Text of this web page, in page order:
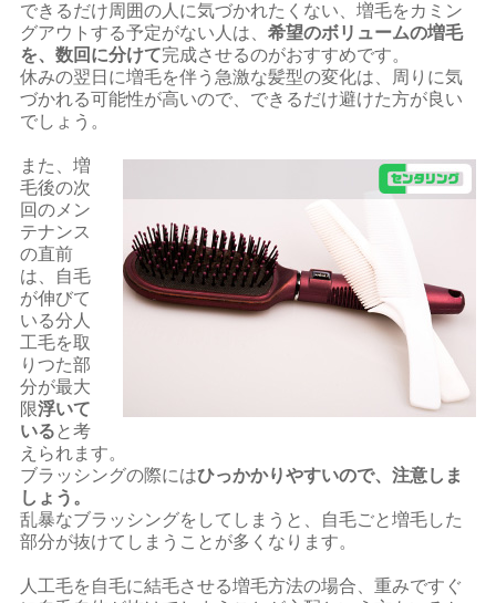
できるだけ周囲の人に気づかれたくない、増毛をカミン
グアウトする予定がない人は、希望のボリュームの増毛
を、数回に分けて完成させるのがおすすめです。
休みの翌日に増毛を伴う急激な髪型の変化は、周りに気
づかれる可能性が高いので、できるだけ避けた方が良い
でしょう。
また、増
毛後の次
回のメン
テナンス
の直前
は、自毛
が伸びて
いる分人
工毛を取
りつた部
分が最大
限浮いて
いる と考
えられます。
ブラッシングの際にはひっかかりやすいので、注意しま
しょう。
乱暴なブラッシングをしてしまうと、自毛ごと増毛した
部分が抜けてしまうことが多くなります。
人工毛を自毛に結毛させる増毛方法の場合、重みですぐ